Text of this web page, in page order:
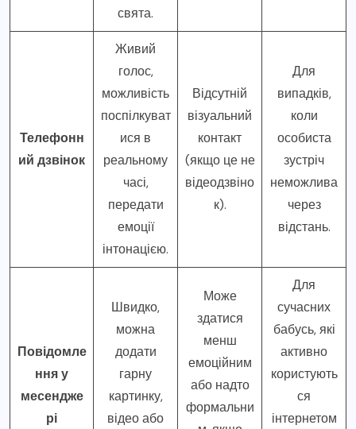
свята.
Телефонн
ий дзвінок
Живий
голос,
можливість
поспілкуват
ися в
реальному
часі,
передати
емоції
інтонацією.
Відсутній
візуальний
контакт
(якщо це не
відеодзвіно
к).
Для
випадків,
коли
особиста
зустріч
неможлива
через
відстань.
Повідомле
ння у
месендже
рі
Швидко,
можна
додати
гарну
картинку,
відео або
Може
здатися
менш
емоційним
або надто
формальни
Для
сучасних
бабусь, які
активно
користують
ся
інтернетом